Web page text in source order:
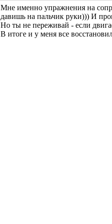
Мне именно упражнения на
давишь на пальчик руки))) И
Но ты не переживай - если
В итоге и у меня все